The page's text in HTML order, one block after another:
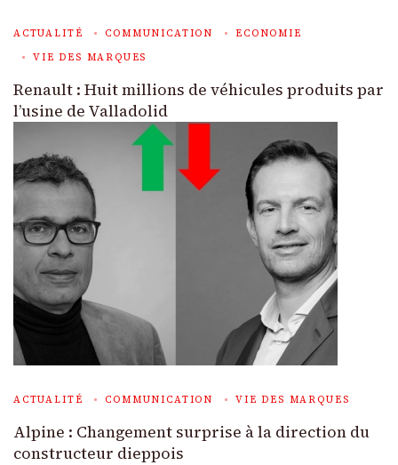
ACTUALITÉ COMMUNICATION
ECONOMIE
VIE DES MARQUES
Renault : Huit millions de véhicules produits par
l’usine de Valladolid
ACTUALITÉ COMMUNICATION VIE DES MARQUES
Alpine : Changement surprise à la direction du
constructeur dieppois